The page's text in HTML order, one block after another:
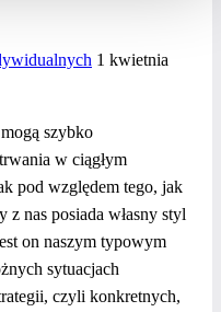
1 kwietnia
szybko
w ciągłym
pod względem tego, jak
z nas posiada własny styl
on naszym typowym
sytuacjach
czyli konkretnych,